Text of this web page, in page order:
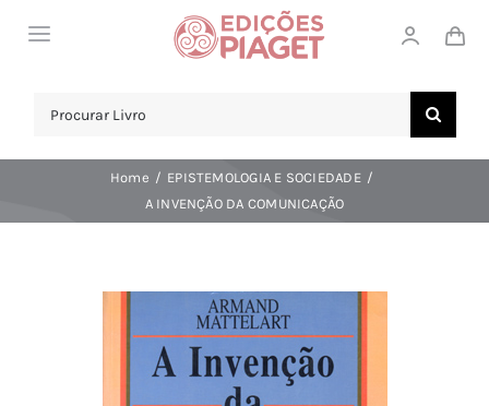
Toggle
Search
Home
EPISTEMOLOGIA E SOCIEDADE
A INVENÇÃO DA COMUNICAÇÃO